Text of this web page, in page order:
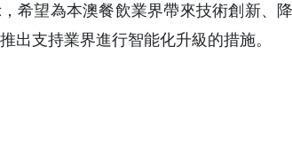
希望為本澳餐飲業界帶來技術創新、
出支持業界進行智能化升級的措施。